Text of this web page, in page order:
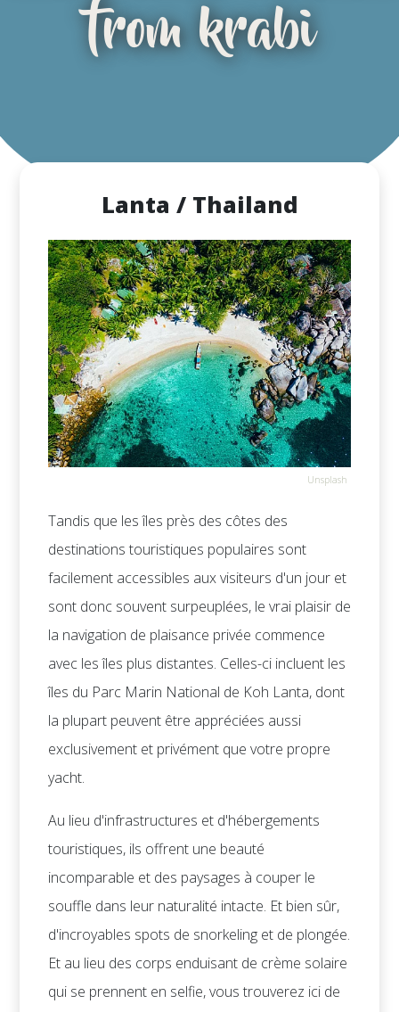
from krabi
Lanta / Thailand
Unsplash
Tandis que les îles près des côtes des
destinations touristiques populaires sont
facilement accessibles aux visiteurs d'un jour et
sont donc souvent surpeuplées, le vrai plaisir de
la navigation de plaisance privée commence
avec les îles plus distantes. Celles-ci incluent les
îles du Parc Marin National de Koh Lanta, dont
la plupart peuvent être appréciées aussi
exclusivement et privément que votre propre
yacht.
Au lieu d'infrastructures et d'hébergements
touristiques, ils offrent une beauté
incomparable et des paysages à couper le
souffle dans leur naturalité intacte. Et bien sûr,
d'incroyables spots de snorkeling et de plongée.
Et au lieu des corps enduisant de crème solaire
qui se prennent en selfie, vous trouverez ici de